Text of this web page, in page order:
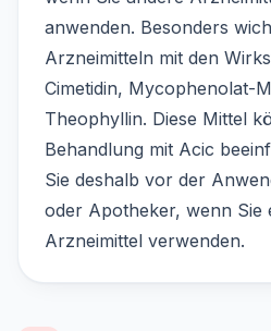
anwenden. Besonders
Arzneimitteln mit den
Cimetidin, Mycophenolat-
Theophyllin. Diese Mittel
Behandlung mit Acic
Sie deshalb vor der
oder Apotheker, wenn Sie
Arzneimittel verwenden.